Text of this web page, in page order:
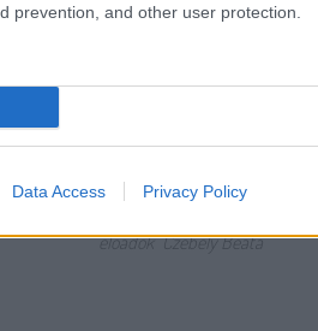
prevention, and other user protection.
Data Access Privacy Policy
előadók Czébely Beáta